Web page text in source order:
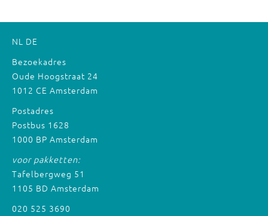
NL DE
Bezoekadres
Oude Hoogstraat 24
1012 CE Amsterdam
Postadres
Postbus 1628
1000 BP Amsterdam
voor pakketten:
Tafelbergweg 51
1105 BD Amsterdam
020 525 3690